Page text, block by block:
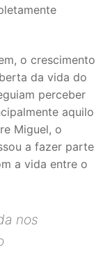
o crescimento
da vida do
perceber
aquilo
Miguel, o
a fazer parte
a vida entre o
nos